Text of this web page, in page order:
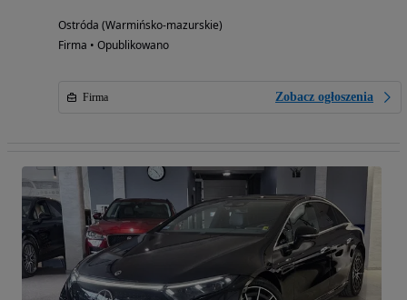
Ostróda (Warmińsko-mazurskie)
Firma • Opublikowano
Firma Zobacz ogłoszenia